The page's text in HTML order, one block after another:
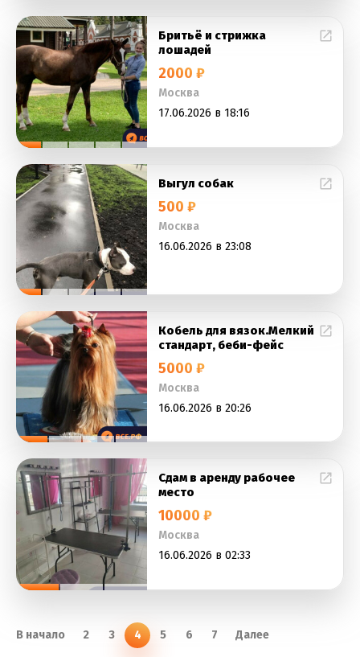
Бритьё и стрижка
лошадей
2000 ₽
Москва
17.06.2026 в 18:16
Выгул собак
500 ₽
Москва
16.06.2026 в 23:08
Кобель для вязок.Мелкий
стандарт, беби-фейс
5000 ₽
Москва
16.06.2026 в 20:26
Сдам в аренду рабочее
место
10000 ₽
Москва
16.06.2026 в 02:33
В начало 2 3 4 5 6 7 Далее